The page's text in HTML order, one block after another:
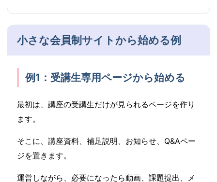
小さな会員制サイトから始める例
例1：受講生専用ページから始める
最初は、講座の受講生だけが見られるページを作り
ます。
そこに、講座資料、補足説明、お知らせ、Q&Aペー
ジを置きます。
運営しながら、必要になったら動画、課題提出、メ